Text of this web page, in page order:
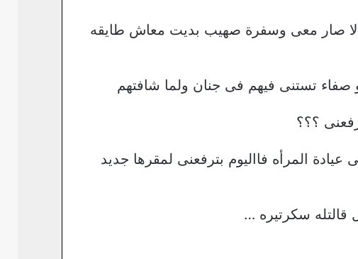
صار معى وسفرة صهيب بديت معاش طايقه
صفاء تستنى فيهم فى جنان ولما شافتهم
؟؟؟
فى عيادة المرأه فااليوم بترفعنى لمقرها جديد